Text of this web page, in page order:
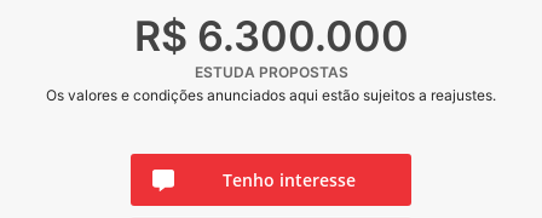
R$ 6.300.000
ESTUDA PROPOSTAS
Os valores e condições anunciados aqui estão sujeitos a reajustes.
Tenho interesse